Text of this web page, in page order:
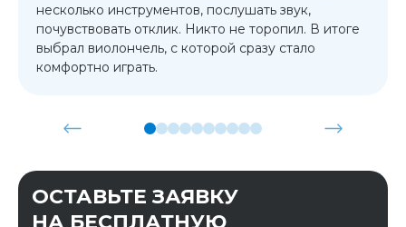
несколько инструментов, послушать звук,
почувствовать отклик. Никто не торопил. В итоге
выбрал виолончель, с которой сразу стало
комфортно играть.
ОСТАВЬТЕ ЗАЯВКУ
НА БЕСПЛАТНУЮ